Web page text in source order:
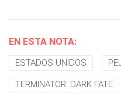
EN ESTA NOTA:
ESTADOS UNIDOS
TERMINATOR: DARK FATE